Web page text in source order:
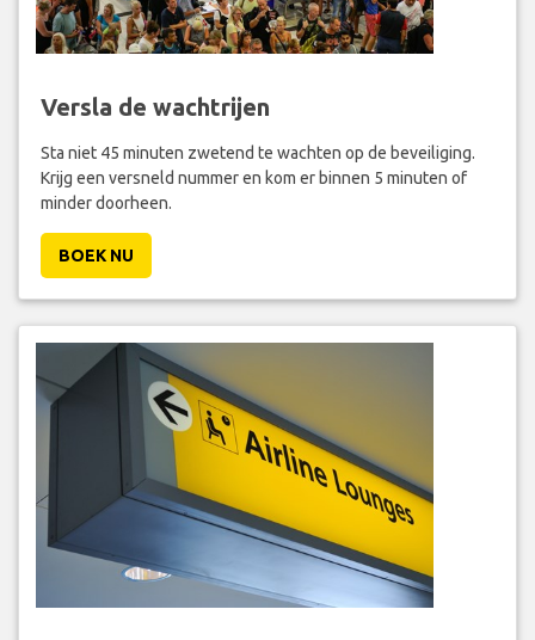
Versla de wachtrijen
Sta niet 45 minuten zwetend te wachten op de beveiliging.
Krijg een versneld nummer en kom er binnen 5 minuten of
minder doorheen.
BOEK NU